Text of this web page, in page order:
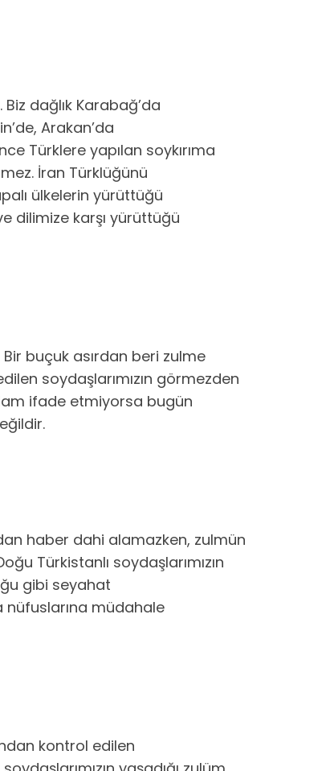
Biz dağlık Karabağ’da
Arakan’da
Türklere yapılan soykırıma
İran Türklüğünü
ülkelerin yürüttüğü
dilimize karşı yürüttüğü
buçuk asırdan beri zulme
soydaşlarımızın görmezden
ifade etmiyorsa bugün
haber dahi alamazken, zulmün
Türkistanlı soydaşlarımızın
gibi seyahat
nüfuslarına müdahale
kontrol edilen